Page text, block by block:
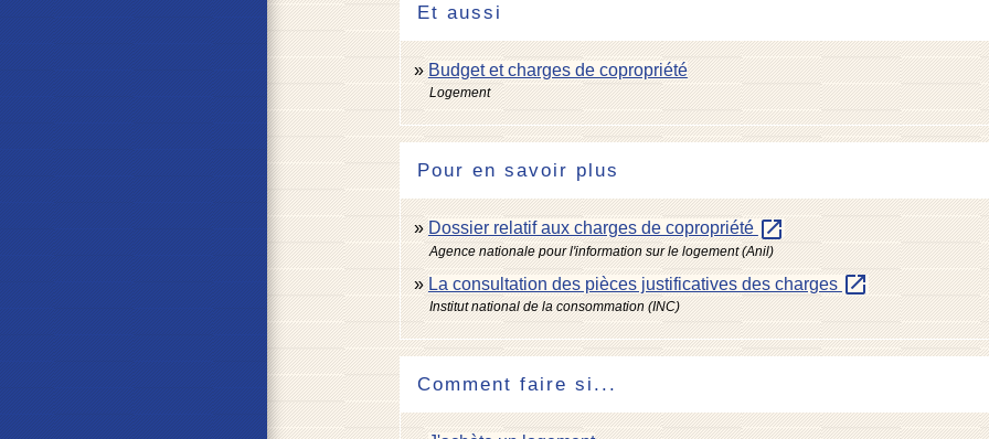
Et aussi
Budget et charges de copropriété
Logement
Pour en savoir plus
Dossier relatif aux charges de copropriété open_in_new
Agence nationale pour l'information sur le logement (Anil)
La consultation des pièces justificatives des charges open_in_new
Institut national de la consommation (INC)
Comment faire si...